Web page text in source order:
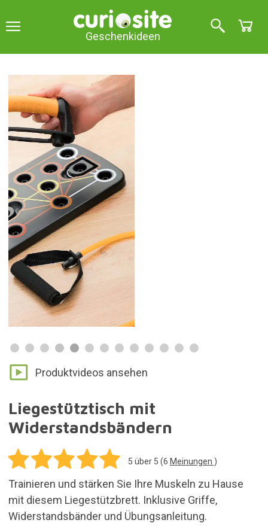
Geschenkideen
Produktvideos ansehen
Liegestütztisch mit
Widerstandsbändern
5 über 5 (6 Meinungen )
Trainieren und stärken Sie Ihre Muskeln zu Hause
mit diesem Liegestützbrett. Inklusive Griffe,
Widerstandsbänder und Übungsanleitung.